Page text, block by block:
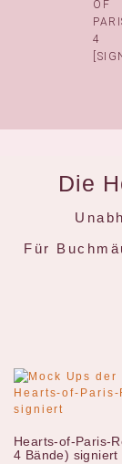
OF
4
Die
Für
Hearts-of-Paris-
4 Bände) signiert